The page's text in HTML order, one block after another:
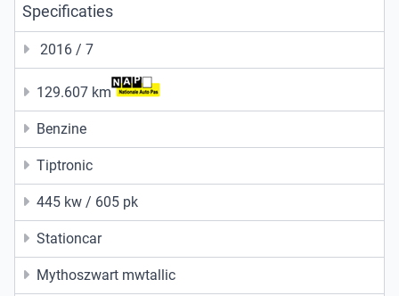
Specificaties
2016 / 7
129.607 km
Benzine
Tiptronic
445 kw / 605 pk
Stationcar
Mythoszwart mwtallic